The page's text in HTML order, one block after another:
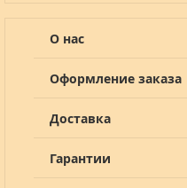
О нас
Оформление заказа
Доставка
Гарантии